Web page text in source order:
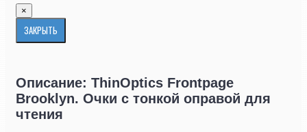
×
ЗАКРЫТЬ
Описание: ThinOptics Frontpage
Brooklyn. Очки с тонкой оправой для
чтения